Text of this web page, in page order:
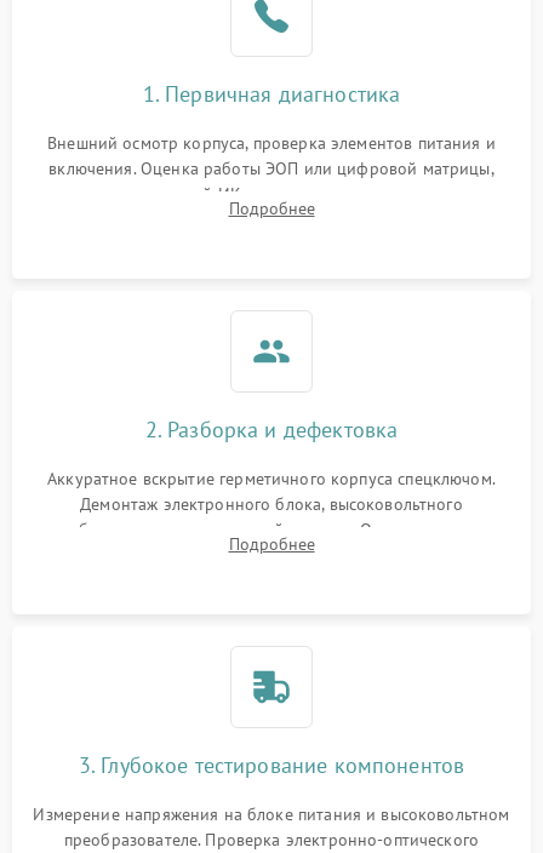
1. Первичная диагностика
Внешний осмотр корпуса, проверка элементов питания и
включения. Оценка работы ЭОП или цифровой матрицы,
проверка встроенной ИК-подсветки и механизма выверки
прицельной сетки. Выявление видимых дефектов оптики и
Подробнее
2. Разборка и дефектовка
Аккуратное вскрытие герметичного корпуса спецключом.
Демонтаж электронного блока, высоковольтного
преобразователя и оптической системы. Осмотр контактов
на окисление и проверка целостности уплотнительных
Подробнее
3. Глубокое тестирование компонентов
Измерение напряжения на блоке питания и высоковольтном
преобразователе. Проверка электронно-оптического